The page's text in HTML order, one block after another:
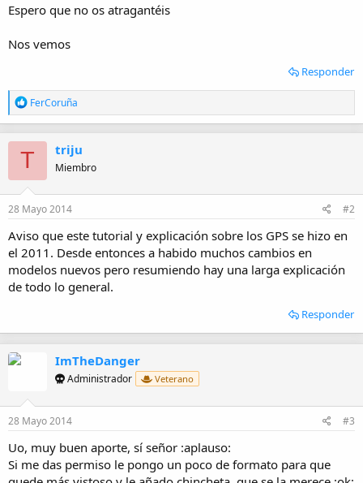
Espero que no os atragantéis
Nos vemos
Responder
R
e
a
c
c
o
n
e
:
FerCoruña
T triju
Miembro
28 Mayo 2014 #2
Aviso que este tutorial y explicación sobre los GPS se hizo en
el 2011. Desde entonces a habido muchos cambios en
modelos nuevos pero resumiendo hay una larga explicación
de todo lo general.
Responder
ImTheDanger
Administrador Veterano
28 Mayo 2014 #3
Uo, muy buen aporte, sí señor :aplauso:
Si me das permiso le pongo un poco de formato para que